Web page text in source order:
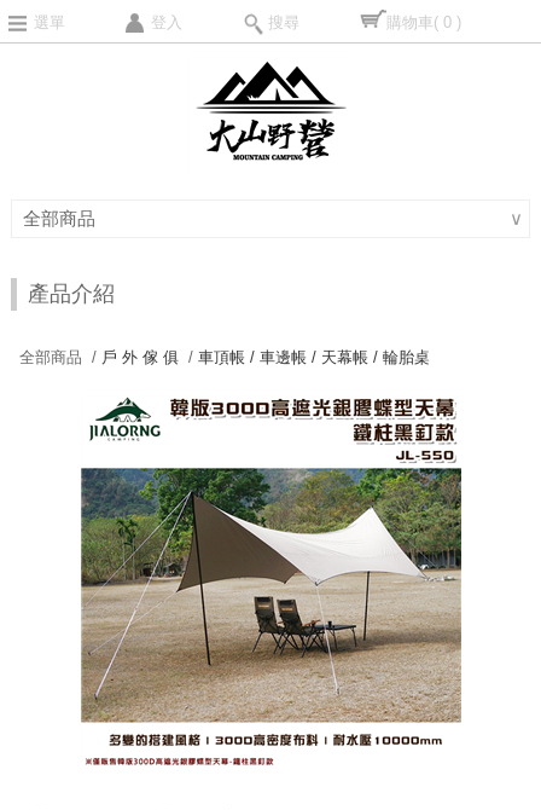
選單 登入 搜尋 購物車( 0 )
全部商品 ∨
產品介紹
全部商品 / 戶 外 傢 俱 /車頂帳 / 車邊帳 / 天幕帳 / 輪胎桌